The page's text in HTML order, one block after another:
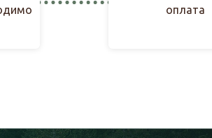
оплата